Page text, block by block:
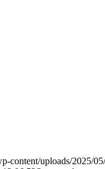
content/uploads/2025/